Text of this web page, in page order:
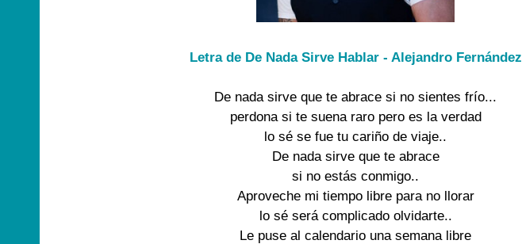
Letra de De Nada Sirve Hablar - Alejandro Fernández
De nada sirve que te abrace si no sientes frío...
perdona si te suena raro pero es la verdad
lo sé se fue tu cariño de viaje..
De nada sirve que te abrace
si no estás conmigo..
Aproveche mi tiempo libre para no llorar
lo sé será complicado olvidarte..
Le puse al calendario una semana libre